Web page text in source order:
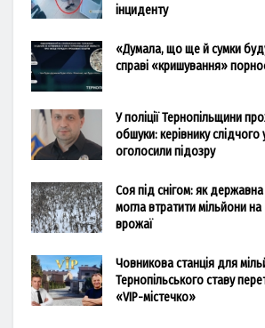
інциденту
«Думала, що ще й сумки
справі «кришування»
У поліції Тернопільщини
обшуки: керівнику слідчого
оголосили підозру
Соя під снігом: як
могла втратити мільйони
врожаї
Човникова станція для
Тернопільського ставу
«VIP-містечко»